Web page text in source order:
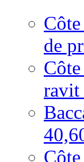
de
ravit